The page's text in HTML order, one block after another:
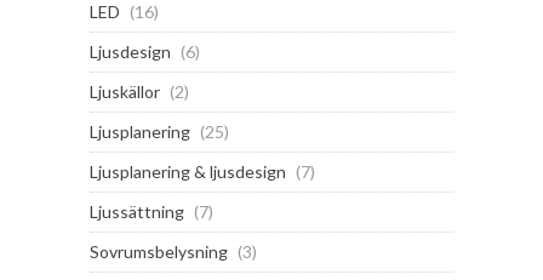
LED (16)
Ljusdesign (6)
Ljuskällor (2)
Ljusplanering (25)
Ljusplanering & ljusdesign (7)
Ljussättning (7)
Sovrumsbelysning (3)